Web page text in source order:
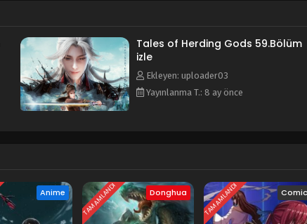
Tales of Herding Gods 59.Bölüm
izle
Ekleyen: uploader03
Yayınlanma T.: 8 ay önce
Anime TAMAMLANDI Donghua TAMAMLANDI Comic